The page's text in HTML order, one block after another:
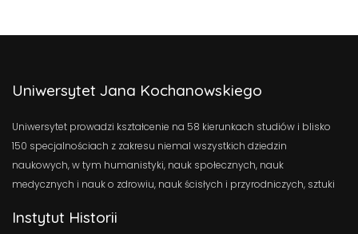
Uniwersytet Jana Kochanowskiego
Uniwersytet prowadzi kształcenie na 58 kierunkach studiów i blisko
150 specjalnościach z zakresu niemal wszystkich dziedzin
naukowych, w tym humanistyki, nauk społecznych, nauk
medycznych i nauk o zdrowiu, nauk ścisłych i przyrodniczych, sztuki
Instytut Historii